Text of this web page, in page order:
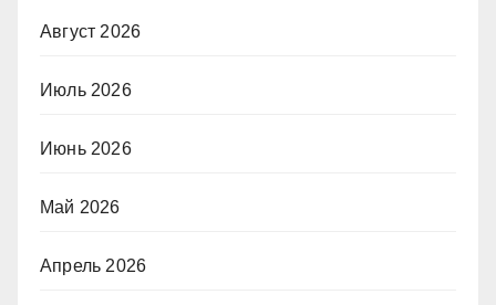
Август 2026
Июль 2026
Июнь 2026
Май 2026
Апрель 2026